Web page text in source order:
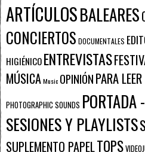
ARTÍCULOSBALEARES
CONCIERTOS DOCUMENTALES
HIGIÉNICOENTREVISTAS
MÚSICAMusic OPINIÓNPARA
PHOTOGRAPHIC SOUNDS PORTADA
SESIONES Y PLAYLISTS
SUPLEMENTO PAPELTOPS